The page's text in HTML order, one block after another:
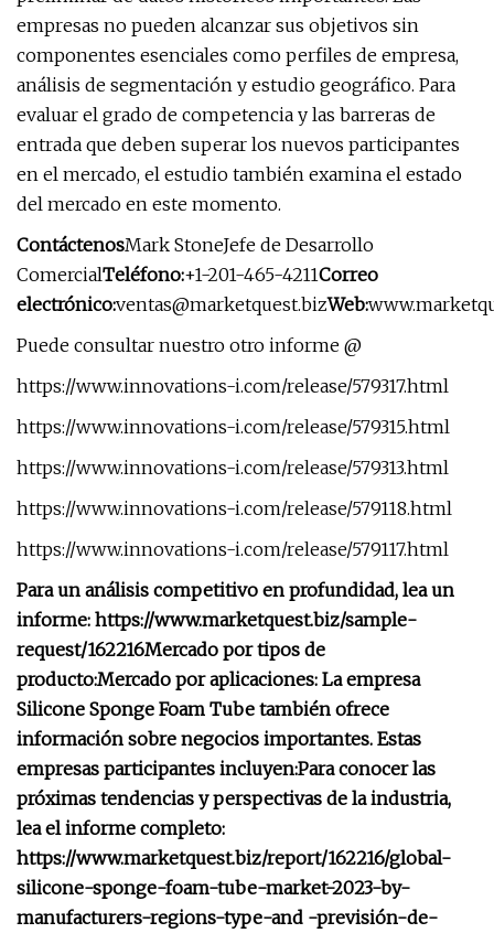
empresas no pueden alcanzar sus objetivos sin
componentes esenciales como perfiles de empresa,
análisis de segmentación y estudio geográfico. Para
evaluar el grado de competencia y las barreras de
entrada que deben superar los nuevos participantes
en el mercado, el estudio también examina el estado
del mercado en este momento.
ContáctenosMark StoneJefe de Desarrollo
ComercialTeléfono:+1-201-465-4211Correo
electrónico:ventas@marketquest.bizWeb:
Puede consultar nuestro otro informe @
https://www.innovations-i.com/release/579317.html
https://www.innovations-i.com/release/579315.html
https://www.innovations-i.com/release/579313.html
https://www.innovations-i.com/release/579118.html
https://www.innovations-i.com/release/579117.html
Para un análisis competitivo en profundidad, lea un
informe: https://www.marketquest.biz/sample-
request/162216Mercado por tipos de
producto:Mercado por aplicaciones: La empresa
Silicone Sponge Foam Tube también ofrece
información sobre negocios importantes. Estas
empresas participantes incluyen:Para conocer las
próximas tendencias y perspectivas de la industria,
lea el informe completo:
https://www.marketquest.biz/report/162216/global-
silicone-sponge-foam-tube-market-2023-by-
manufacturers-regions-type-and -previsión-de-